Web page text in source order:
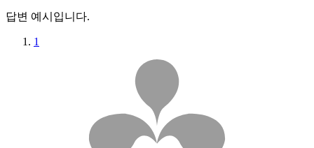
답변 예시입니다.
1